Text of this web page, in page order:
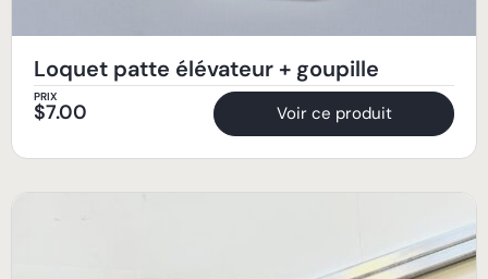
Loquet patte élévateur + goupille
PRIX
$7.00 Voir ce produit